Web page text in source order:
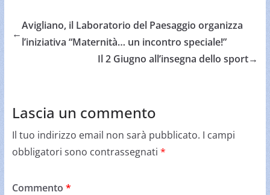
←
Avigliano, il Laboratorio del Paesaggio organizza
l’iniziativa “Maternità… un incontro speciale!”
Il 2 Giugno all’insegna dello sport→
Lascia un commento
Il tuo indirizzo email non sarà pubblicato. I campi
obbligatori sono contrassegnati *
Commento *